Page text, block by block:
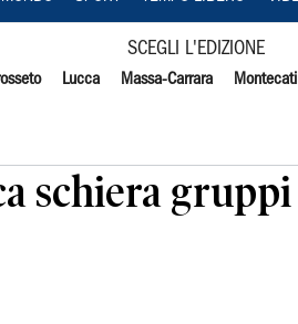
SCEGLI L'EDIZIONE
Lucca Massa-Carrara
schiera gruppi